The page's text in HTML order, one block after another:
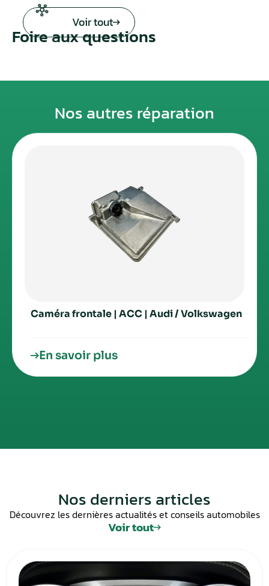
Voir tout
Foire aux questions
Nos autres réparation
Caméra frontale | ACC | Audi / Volkswagen
En savoir plus
Nos derniers articles
Découvrez les dernières actualités et conseils automobiles
Voir tout